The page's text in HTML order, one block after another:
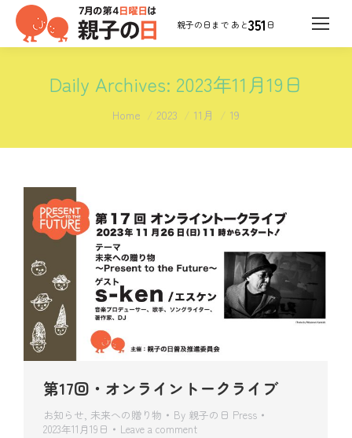
351 日
Daily Archives: 2023年11月19日
You are here:
Home 2023 11月 19
第17回・オンライントークライブ
お知らせ, 未来への贈り物 By 親子の日 Press
2023年11月19日
Leave a comment